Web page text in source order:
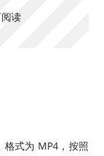
读
格式为 MP4，按照